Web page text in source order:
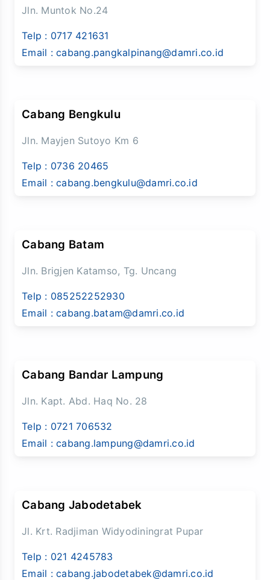
Jln. Muntok No.24
Telp : 0717 421631
Email : cabang.pangkalpinang@damri.co.id
Cabang Bengkulu
Jln. Mayjen Sutoyo Km 6
Telp : 0736 20465
Email : cabang.bengkulu@damri.co.id
Cabang Batam
Jln. Brigjen Katamso, Tg. Uncang
Telp : 085252252930
Email : cabang.batam@damri.co.id
Cabang Bandar Lampung
Jln. Kapt. Abd. Haq No. 28
Telp : 0721 706532
Email : cabang.lampung@damri.co.id
Cabang Jabodetabek
Jl. Krt. Radjiman Widyodiningrat Pupar
Telp : 021 4245783
Email : cabang.jabodetabek@damri.co.id